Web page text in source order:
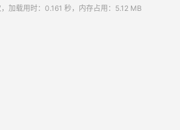
加载用时：0.161 秒，内存占用：5.12 MB